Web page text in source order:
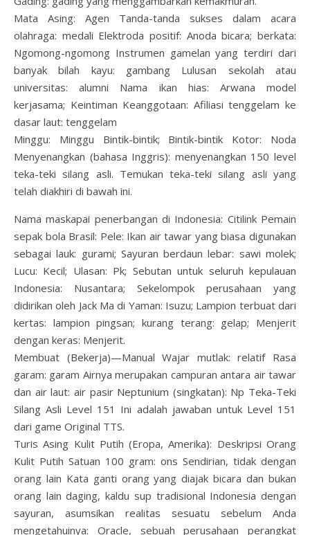
Mata Asing: Agen Tanda-tanda sukses dalam acara
olahraga: medali Elektroda positif: Anoda bicara; berkata:
Ngomong-ngomong Instrumen gamelan yang terdiri dari
banyak bilah kayu: gambang Lulusan sekolah atau
universitas: alumni Nama ikan hias: Arwana model
kerjasama; Keintiman Keanggotaan: Afiliasi tenggelam ke
dasar laut: tenggelam
Minggu: Minggu Bintik-bintik; Bintik-bintik Kotor: Noda
Menyenangkan (bahasa Inggris): menyenangkan 150 level
teka-teki silang asli. Temukan teka-teki silang asli yang
telah diakhiri di bawah ini.
Nama maskapai penerbangan di Indonesia: Citilink Pemain
sepak bola Brasil: Pele: Ikan air tawar yang biasa digunakan
sebagai lauk: gurami; Sayuran berdaun lebar: sawi molek;
Lucu: Kecil; Ulasan: Pk; Sebutan untuk seluruh kepulauan
Indonesia: Nusantara; Sekelompok perusahaan yang
didirikan oleh Jack Ma di Yaman: Isuzu; Lampion terbuat dari
kertas: lampion pingsan; kurang terang: gelap; Menjerit
dengan keras: Menjerit.
Membuat (Bekerja)—Manual Wajar mutlak: relatif Rasa
garam: garam Airnya merupakan campuran antara air tawar
dan air laut: air pasir Neptunium (singkatan): Np Teka-Teki
Silang Asli Level 151 Ini adalah jawaban untuk Level 151
dari game Original TTS.
Turis Asing Kulit Putih (Eropa, Amerika): Deskripsi Orang
Kulit Putih Satuan 100 gram: ons Sendirian, tidak dengan
orang lain Kata ganti orang yang diajak bicara dan bukan
orang lain daging, kaldu sup tradisional Indonesia dengan
sayuran, asumsikan realitas sesuatu sebelum Anda
mengetahuinya: Oracle, sebuah perusahaan perangkat